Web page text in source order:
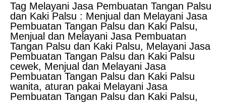
Tag Melayani Jasa Pembuatan Tangan Palsu
dan Kaki Palsu : Menjual dan Melayani Jasa
Pembuatan Tangan Palsu dan Kaki Palsu,
Menjual dan Melayani Jasa Pembuatan
Tangan Palsu dan Kaki Palsu, Melayani Jasa
Pembuatan Tangan Palsu dan Kaki Palsu
cewek, Menjual dan Melayani Jasa
Pembuatan Tangan Palsu dan Kaki Palsu
wanita, aturan pakai Melayani Jasa
Pembuatan Tangan Palsu dan Kaki Palsu,